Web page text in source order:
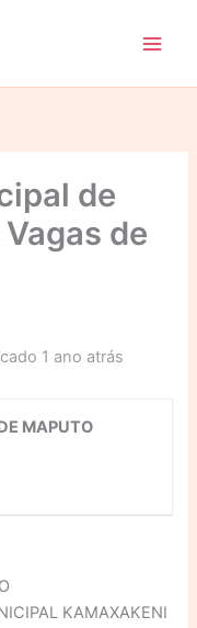
de
de
1 ano atrás
MAPUTO
KAMAXAKENI